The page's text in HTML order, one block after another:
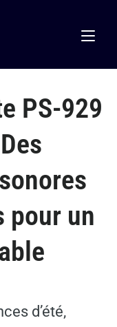
PS-929
pour un
d’été,